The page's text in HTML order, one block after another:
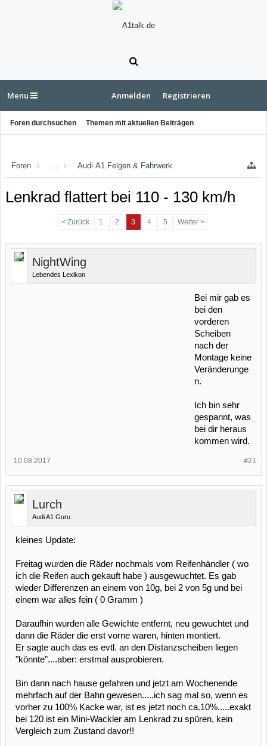
Menu
Foren durchsuchen Themen mit aktuellen Beiträgen
Anmelden Registrieren
Foren ... Audi A1 Felgen & Fahrwerk
Lenkrad flattert bei 110 - 130 km/h
< Zurück 1 2 3 4 5 Weiter >
NightWing
Lebendes Lexikon
Bei mir gab es
bei den
vorderen
Scheiben
nach der
Montage keine
Veränderunge
n.
Ich bin sehr
gespannt, was
bei dir heraus
kommen wird.
#21
10.08.2017
Lurch
Audi A1 Guru
kleines Update:
Freitag wurden die Räder nochmals vom Reifenhändler ( wo
ich die Reifen auch gekauft habe ) ausgewuchtet. Es gab
wieder Differenzen an einem von 10g, bei 2 von 5g und bei
einem war alles fein ( 0 Gramm )
Daraufhin wurden alle Gewichte entfernt, neu gewuchtet und
dann die Räder die erst vorne waren, hinten montiert.
Er sagte auch das es evtl. an den Distanzscheiben liegen
"könnte"....aber: erstmal ausprobieren.
Bin dann nach hause gefahren und jetzt am Wochenende
mehrfach auf der Bahn gewesen.....ich sag mal so, wenn es
vorher zu 100% Kacke war, ist es jetzt noch ca.10%.....exakt
bei 120 ist ein Mini-Wackler am Lenkrad zu spüren, kein
Vergleich zum Zustand davor!!